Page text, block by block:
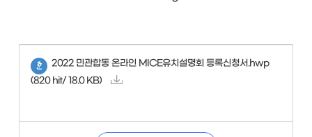
2022 민관합동 온라인 MICE유치설명회 등록신청서.hwp
(820 hit/ 18.0 KB)